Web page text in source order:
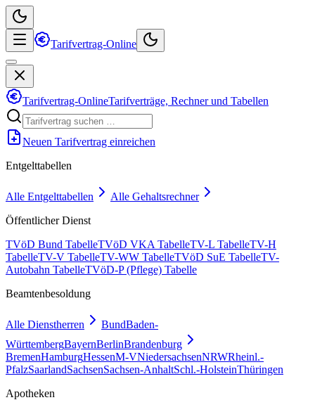
Tarifvertrag-Online
Tarifvertrag-OnlineTarifverträge, Rechner und Tabellen
Neuen Tarifvertrag einreichen
Entgelttabellen
Alle Entgelttabellen
Alle Gehaltsrechner
Öffentlicher Dienst
TVöD Bund TabelleTVöD VKA TabelleTV-L TabelleTV-H
TabelleTV-V TabelleTV-WW TabelleTVöD SuE TabelleTV-
Autobahn TabelleTVöD-P (Pflege) Tabelle
Beamtenbesoldung
Alle Dienstherren BundBaden-
WürttembergBayernBerlinBrandenburg
BremenHamburgHessenM-VNiedersachsenNRWRheinl.-
PfalzSaarlandSachsenSachsen-AnhaltSchl.-HolsteinThüringen
Apotheken